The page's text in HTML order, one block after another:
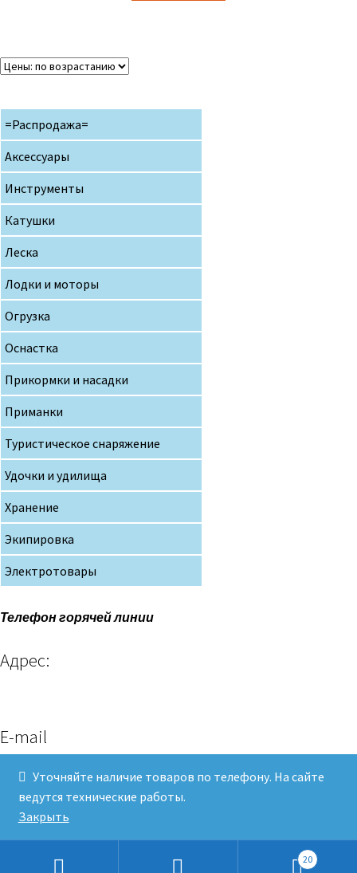
=Распродажа=
Аксессуары
Инструменты
Катушки
Леска
Лодки и моторы
Огрузка
Оснастка
Прикормки и насадки
Приманки
Туристическое снаряжение
Удочки и удилища
Хранение
Экипировка
Электротовары
Телефон горячей линии
Адрес:
E-mail
Клев и Рыболов© 2019
20
Уточняйте наличие товаров по телефону. На сайте
ведутся технические работы.
Закрыть